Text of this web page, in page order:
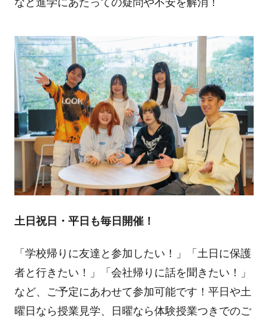
土日祝日・平日も毎日開催！
「学校帰りに友達と参加したい！」「土日に保護
者と行きたい！」「会社帰りに話を聞きたい！」
など、ご予定にあわせて参加可能です！平日や土
曜日なら授業見学、日曜なら体験授業つきでのご